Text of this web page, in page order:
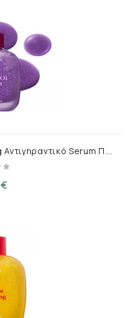
E
qqualberry Bakuchiol Plumping Αντιγηραντικό Serum Προσώπου με Bakuchiol & Ρετινόλη για Σύσφιξη 30ml